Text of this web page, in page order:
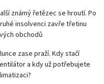
známý řetězec se hroutí. Po
insolvenci zavře třetinu
obchodů
zase praží. Kdy stačí
a kdy už potřebujete